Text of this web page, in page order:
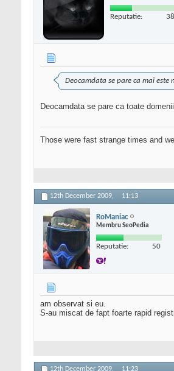
Reputatie: 38
Deocamdata se pare ca mai este
Deocamdata se pare ca toate
Those were fast strange times and
12th December 2009, 11:13
RoManiac
Membru SeoPedia
Reputatie: 50
am observat si eu.
S-au miscat de fapt foarte rapid
12th December 2009, 11:23